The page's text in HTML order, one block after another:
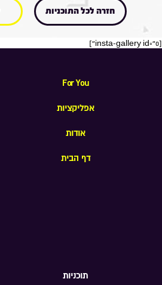
חזרה לכל התוכניות
[insta-gallery id="0"]
For You
אפליקציות
אודות
דף הבית
תוכניות